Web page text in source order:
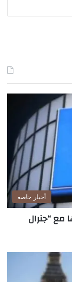
أخبار خاصة
مع “جنرال